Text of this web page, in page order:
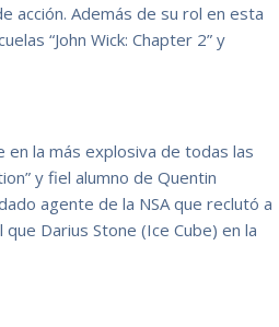
acción. Además de su rol en esta
“John Wick: Chapter 2” y
la más explosiva de todas las
y fiel alumno de Quentin
agente de la NSA que reclutó a
Darius Stone (Ice Cube) en la